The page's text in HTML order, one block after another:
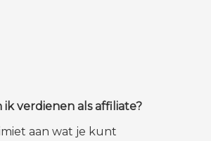
ik verdienen als affiliate?
aan wat je kunt